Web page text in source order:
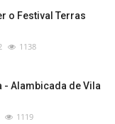
o Festival Terras
1138
- Alambicada de Vila
1119